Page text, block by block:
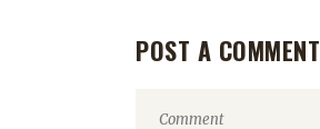
POST A COMMENT